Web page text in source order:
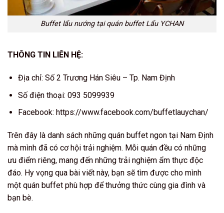
Buffet lẩu nướng tại quán buffet Lẩu YCHAN
THÔNG TIN LIÊN HỆ:
Địa chỉ: Số 2 Trương Hán Siêu – Tp. Nam Định
Số điện thoại: 093 5099939
Facebook: https://www.facebook.com/buffetlauychan/
Trên đây là danh sách những quán buffet ngon tại Nam Định
mà mình đã có cơ hội trải nghiệm. Mỗi quán đều có những
ưu điểm riêng, mang đến những trải nghiệm ẩm thực độc
đáo. Hy vọng qua bài viết này, bạn sẽ tìm được cho mình
một quán buffet phù hợp để thưởng thức cùng gia đình và
bạn bè.